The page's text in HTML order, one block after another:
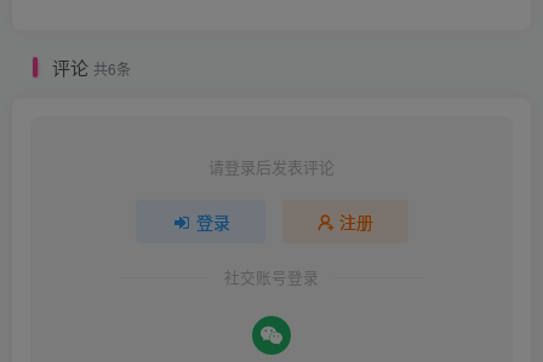
评论 共6条
请登录后发表评论
登录 注册
社交账号登录